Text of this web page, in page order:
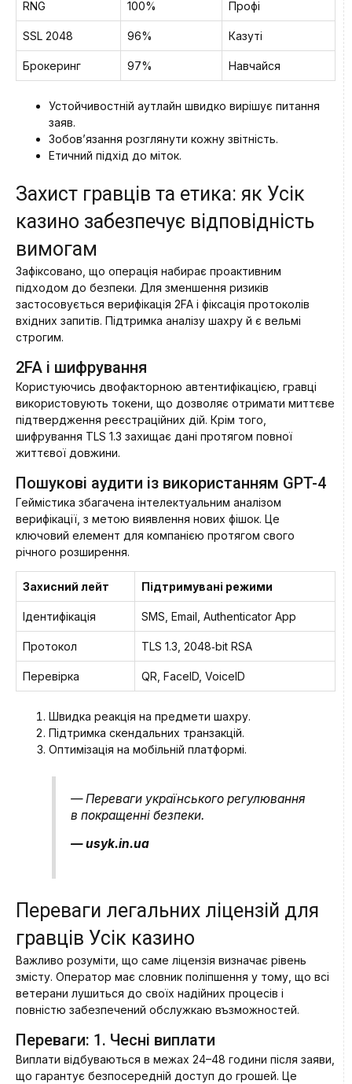
RNG 100% Профі
SSL 2048 96% Казуті
Брокеринг 97% Навчайся
Устойчивостній аутлайн швидко вирішує питання
заяв.
Зобов’язання розглянути кожну звітність.
Етичний підхід до міток.
Захист гравців та етика: як Усік
казино забезпечує відповідність
вимогам
Зафіксовано, що операція набирає проактивним
підходом до безпеки. Для зменшення ризиків
застосовується верифікація 2FA і фіксація протоколів
вхідних запитів. Підтримка аналізу шахру й є вельмі
строгим.
2FA і шифрування
Користуючись двофакторною автентифікацією, гравці
використовують токени, що дозволяє отримати миттєве
підтвердження реєстраційних дій. Крім того,
шифрування TLS 1.3 захищає дані протягом повної
життєвої довжини.
Пошукові аудити із використанням GPT-4
Геймістика збагачена інтелектуальним аналізом
верифікації, з метою виявлення нових фішок. Це
ключовий елемент для компанією протягом свого
річного розширення.
Захисний лейт Підтримувані режими
Ідентифікація SMS, Email, Authenticator App
Протокол TLS 1.3, 2048‑bit RSA
Перевірка QR, FaceID, VoiceID
Швидка реакція на предмети шахру.
Підтримка скендальних транзакцій.
Оптимізація на мобільній платформі.
— Переваги українського регулювання
в покращенні безпеки.
— usyk.in.ua
Переваги легальних ліцензій для
гравців Усік казино
Важливо розуміти, що саме ліцензія визначає рівень
змісту. Оператор має словник поліпшення у тому, що всі
ветерани лушиться до своїх надійних процесів і
повністю забезпечений обслужкаю възможностей.
Переваги: 1. Чесні виплати
Виплати відбуваються в межах 24–48 години після заяви,
що гарантує безпосередній доступ до грошей. Це